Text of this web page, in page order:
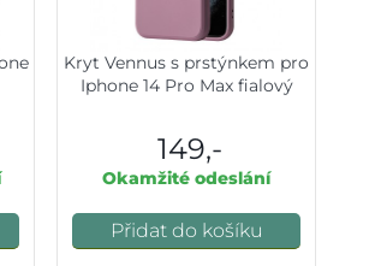
Kryt Vennus s prstýnkem pro
Iphone 14 Pro Max fialový
149,-
Okamžité odeslání
Přidat do košíku